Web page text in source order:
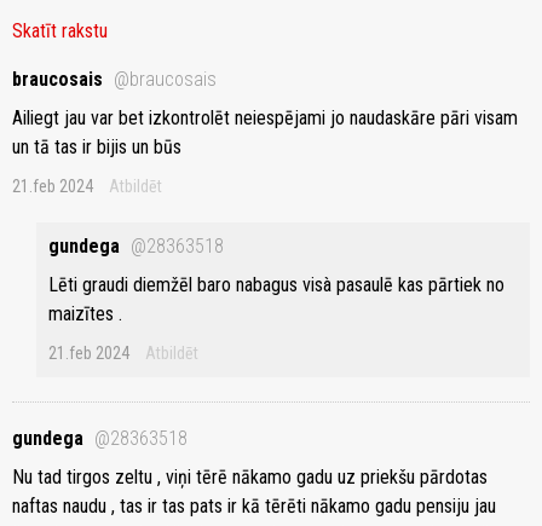
Skatīt rakstu
braucosais @braucosais
Ailiegt jau var bet izkontrolēt neiespējami jo naudaskāre pāri visam
un tā tas ir bijis un būs
21.feb 2024 Atbildēt
gundega @28363518
Lēti graudi diemžēl baro nabagus visà pasaulē kas pārtiek no
maizītes .
21.feb 2024 Atbildēt
gundega @28363518
Nu tad tirgos zeltu , viņi tērē nākamo gadu uz priekšu pārdotas
naftas naudu , tas ir tas pats ir kā tērēti nākamo gadu pensiju jau